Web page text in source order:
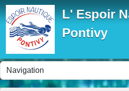
L' Espoir
Pontivy
Panneau de gestion des cookies